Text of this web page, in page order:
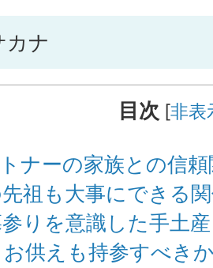
カナ
目次 [非表
ナーの家族との信
祖も大事にできる
りを意識した手土産
お供えも持参すべき